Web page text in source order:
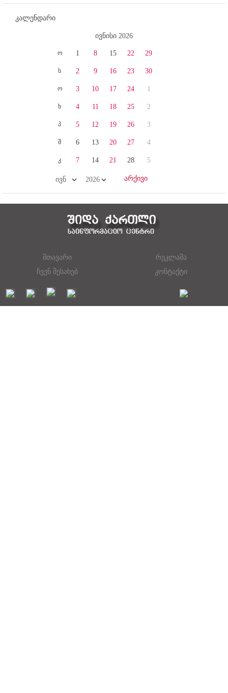
კალენდარი
ივნისი 2026
ო
ს
ო
ხ
პ
შ
კ
1
2
3
4
5
6
7
8
9
10
11
12
13
14
15
16
17
18
19
20
21
22
23
24
25
26
27
28
29
30
1
2
3
4
5
მთავარი
რეკლამა
ჩვენ შესახებ
კონტაქტი